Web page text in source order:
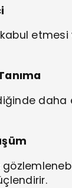
etmesi
daha